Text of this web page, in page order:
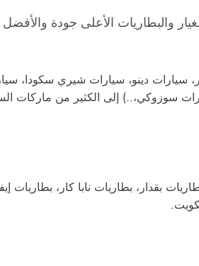
والبطاريات الأعلى جودة
دينو، سيارات شيري سكودا،
إلى الكثير من ماركات
بقدار، بطاريات نابا كار،